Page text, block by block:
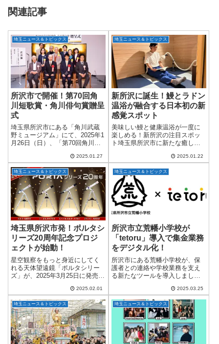
関連記事
埼玉ニュース＆トピックス
所沢市で開催！第70回角
川短歌賞・角川俳句賞贈呈
式
埼玉県所沢市にある「角川武蔵
野ミュージアム」にて、2025年1
月26日（日）、「第70回角川短
開催されました。この式典は公
益財団法人角川文化振興財団に
よって行われ、俳句・短歌界の
新人登竜門...
2025.01.27
埼玉ニュース＆トピックス
新所沢に誕生！鰻とラドン
温浴が融合する日本初の新
感覚スポット
美味しい鰻と健康温浴が一度に
楽しめる！新所沢の注目スポッ
ト埼玉県所沢市に新たな癒しの
月、「うなぎ屋 江戸名代亜門 新
「ラドン温浴 新所沢店」は、日
本初の鰻と...
2025.01.22
埼玉ニュース＆トピックス
埼玉県所沢市発！ポルタシ
リーズ20周年記念プロジ
ェクトが始動！
星空観察をもっと身近にしてく
れる天体望遠鏡「ポルタシリー
ズ」が、2025年3月25日に発売20
て、埼玉県所沢市に本社を構え
る株式会社ビクセンが「ポルタ
20周年プロジェクト」を始動。
長年愛さ...
2025.02.01
埼玉ニュース＆トピックス
所沢市立荒幡小学校が
「tetoru」導入で集金業務
をデジタル化！
所沢市にある荒幡小学校が、保
護者との連絡や学校業務を支え
る新たなツールを導入しまし
ル）」という保護者向け連絡サ
ービス。今回、新たに追加され
た集金機能を活用し、学校の集
金業務が一気にデジ...
2025.03.25
埼玉ニュース＆トピックス 埼玉ニュース＆トピックス